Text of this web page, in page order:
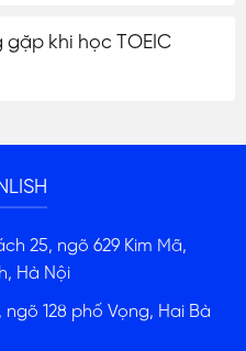
khi học TOEIC
25, ngõ 629 Kim Mã,
Hà Nội
ngõ 128 phố Vọng, Hai Bà